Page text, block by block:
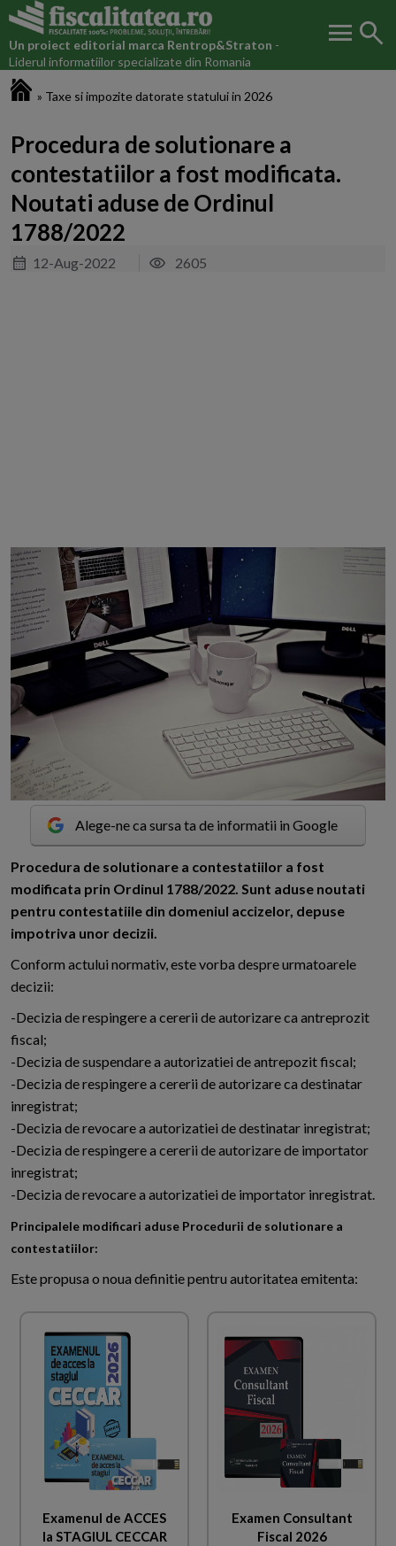
Un proiect editorial marca Rentrop&Straton -
Liderul informatiilor specializate din Romania
menu search
» Taxe si impozite datorate statului in 2026
Procedura de solutionare a
contestatiilor a fost modificata.
Noutati aduse de Ordinul
1788/2022
12-Aug-2022 2605
Alege-ne ca sursa ta de informatii in Google
Procedura de solutionare a contestatiilor a fost
modificata prin Ordinul 1788/2022. Sunt aduse noutati
pentru contestatiile din domeniul accizelor, depuse
impotriva unor decizii.
Conform actului normativ, este vorba despre urmatoarele
decizii:
-Decizia de respingere a cererii de autorizare ca antreprozit
fiscal;
-Decizia de suspendare a autorizatiei de antrepozit fiscal;
-Decizia de respingere a cererii de autorizare ca destinatar
inregistrat;
-Decizia de revocare a autorizatiei de destinatar inregistrat;
-Decizia de respingere a cererii de autorizare de importator
inregistrat;
-Decizia de revocare a autorizatiei de importator inregistrat.
Principalele modificari aduse Procedurii de solutionare a
contestatiilor:
Este propusa o noua definitie pentru autoritatea emitenta:
Examenul de ACCES
la STAGIUL CECCAR
Examen Consultant
Fiscal 2026